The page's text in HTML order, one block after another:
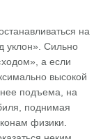
на
уклон». Сильно
а если
высокой
подъема, на
поднимая
физики.